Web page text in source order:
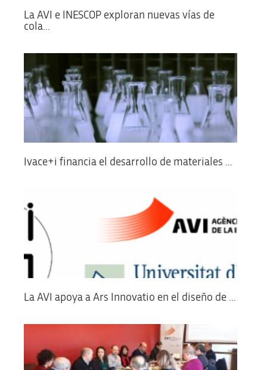
La AVI e INESCOP exploran nuevas vías de
cola...
Ivace+i financia el desarrollo de materiales ...
La AVI apoya a Ars Innovatio en el diseño de ...